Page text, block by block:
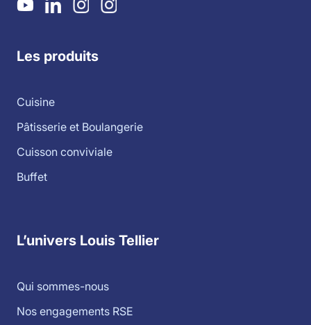
Les produits
Cuisine
Pâtisserie et Boulangerie
Cuisson conviviale
Buffet
L’univers Louis Tellier
Qui sommes-nous
Nos engagements RSE